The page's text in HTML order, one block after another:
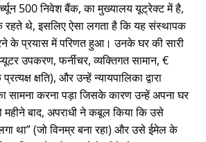
500 निवेश बैंक, का मुख्यालय यूट्रेक्ट में है,
थे, इसलिए ऐसा लगता है कि यह संस्थापक
के प्रयास में परिणत हुआ। उनके घर की सारी
उपकरण, फर्नीचर, व्यक्तिगत सामान, €
क्षति), और उन्हें न्यायपालिका द्वारा
सामना करना पड़ा जिसके कारण उन्हें अपना घर
बाद, अपराधी ने कबूल किया कि उसे
था (जो विनम्र बना रहा) और उसे ईमेल के